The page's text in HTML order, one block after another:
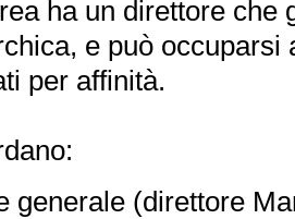
ha un direttore che
e può occuparsi
per affinità.
generale (direttore